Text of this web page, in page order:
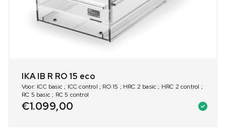
IKA IB R RO 15 eco
Voor: ICC basic ; ICC control ; RO 15 ; HRC 2 basic ; HRC 2 control ;
RC 5 basic ; RC 5 control
€1.099,00